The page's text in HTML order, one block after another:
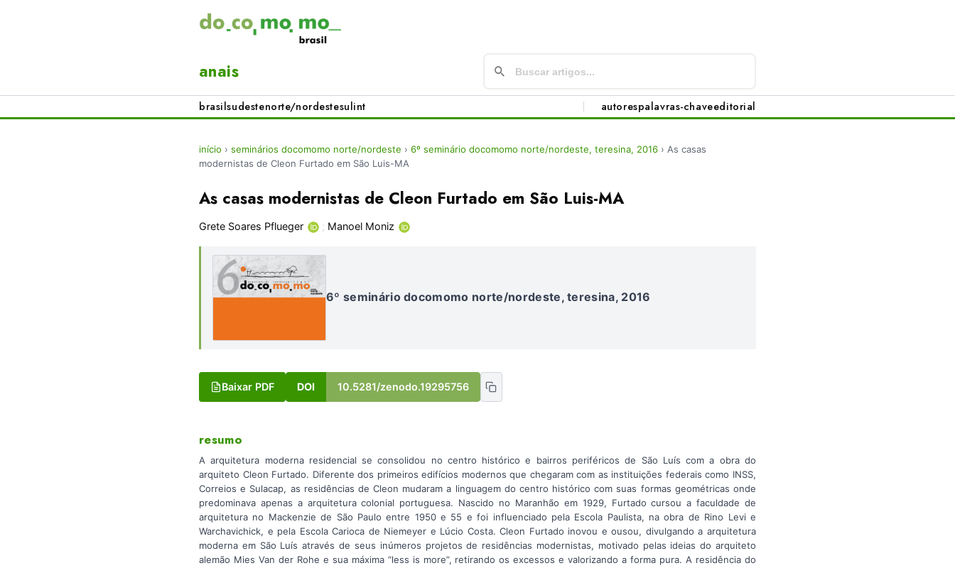
anais
brasilsudestenorte/nordestesulint autorespalavras-chaveeditorial
início › seminários docomomo norte/nordeste › 6º seminário docomomo norte/nordeste, teresina, 2016 › As casas
modernistas de Cleon Furtado em São Luis-MA
As casas modernistas de Cleon Furtado em São Luis-MA
Grete Soares Pflueger ; Manoel Moniz
6º seminário docomomo norte/nordeste, teresina, 2016
Baixar PDF DOI 10.5281/zenodo.19295756
resumo
A arquitetura moderna residencial se consolidou no centro histórico e bairros periféricos de São Luís com a obra do
arquiteto Cleon Furtado. Diferente dos primeiros edifícios modernos que chegaram com as instituições federais como INSS,
Correios e Sulacap, as residências de Cleon mudaram a linguagem do centro histórico com suas formas geométricas onde
predominava apenas a arquitetura colonial portuguesa. Nascido no Maranhão em 1929, Furtado cursou a faculdade de
arquitetura no Mackenzie de São Paulo entre 1950 e 55 e foi influenciado pela Escola Paulista, na obra de Rino Levi e
Warchavichick, e pela Escola Carioca de Niemeyer e Lúcio Costa. Cleon Furtado inovou e ousou, divulgando a arquitetura
moderna em São Luís através de seus inúmeros projetos de residências modernistas, motivado pelas ideias do arquiteto
alemão Mies Van der Rohe e sua máxima “less is more”, retirando os excessos e valorizando a forma pura. A residência do